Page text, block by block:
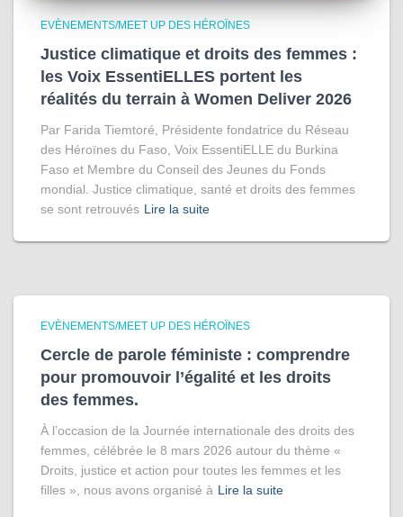
EVÈNEMENTS/MEET UP DES HÉROÏNES
Justice climatique et droits des femmes :
les Voix EssentiELLES portent les
réalités du terrain à Women Deliver 2026
Par Farida Tiemtoré, Présidente fondatrice du Réseau
des Héroïnes du Faso, Voix EssentiELLE du Burkina
Faso et Membre du Conseil des Jeunes du Fonds
mondial. Justice climatique, santé et droits des femmes
se sont retrouvés Lire la suite
EVÈNEMENTS/MEET UP DES HÉROÏNES
Cercle de parole féministe : comprendre
pour promouvoir l’égalité et les droits
des femmes.
À l’occasion de la Journée internationale des droits des
femmes, célébrée le 8 mars 2026 autour du thème «
Droits, justice et action pour toutes les femmes et les
filles », nous avons organisé à Lire la suite